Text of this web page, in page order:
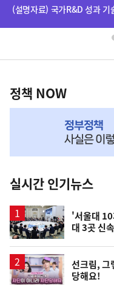
영
책
NOW,
뉴
스
정책 NOW
실시간 인기뉴스
'서울대
대 3곳 신
영
상
선크림, 그
당해요!